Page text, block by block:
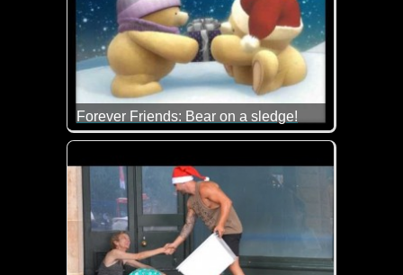
Forever Friends: Bear on a sledge!
Fröhliche Weihnachtsstimmung mit den niedlichen